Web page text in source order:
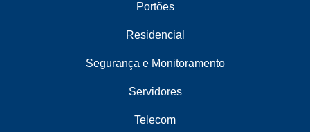
Portões
Residencial
Segurança e Monitoramento
Servidores
Telecom